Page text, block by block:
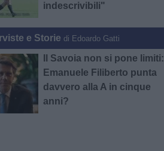
indescrivibili"
e Storie di Edoardo Gatti
Il Savoia non si pone limiti:
Emanuele Filiberto punta
davvero alla A in cinque
anni?